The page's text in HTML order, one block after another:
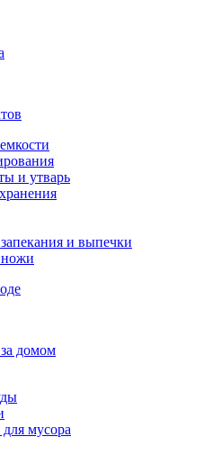
и утварь
и выпечки
домом
мусора